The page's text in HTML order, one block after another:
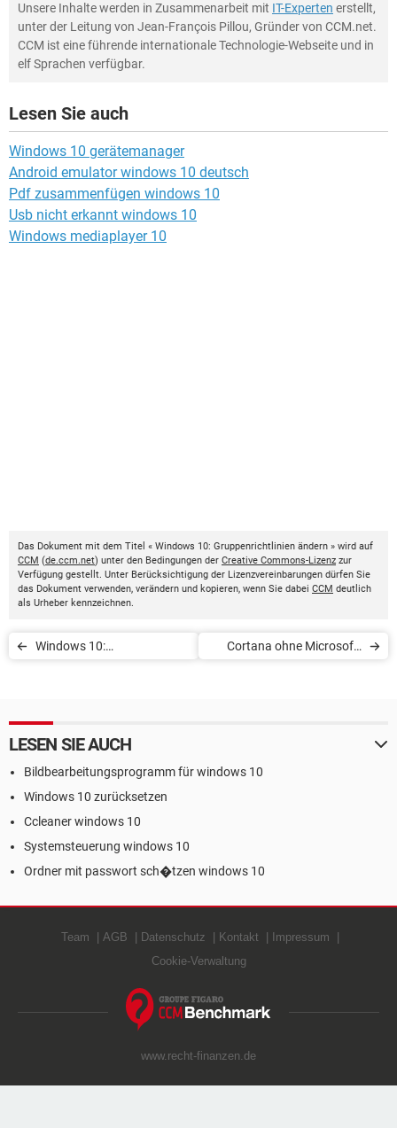
Unsere Inhalte werden in Zusammenarbeit mit IT-Experten erstellt,
unter der Leitung von Jean-François Pillou, Gründer von CCM.net.
CCM ist eine führende internationale Technologie-Webseite und in
elf Sprachen verfügbar.
Lesen Sie auch
Windows 10 gerätemanager
Android emulator windows 10 deutsch
Pdf zusammenfügen windows 10
Usb nicht erkannt windows 10
Windows mediaplayer 10
Das Dokument mit dem Titel « Windows 10: Gruppenrichtlinien ändern » wird auf
CCM (de.ccm.net) unter den Bedingungen der Creative Commons-Lizenz zur
Verfügung gestellt. Unter Berücksichtigung der Lizenzvereinbarungen dürfen Sie
das Dokument verwenden, verändern und kopieren, wenn Sie dabei CCM deutlich
als Urheber kennzeichnen.
Windows 10:
Cortana ohne Microsoft-
LESEN SIE AUCH
Bildbearbeitungsprogramm für windows 10
Windows 10 zurücksetzen
Ccleaner windows 10
Systemsteuerung windows 10
Ordner mit passwort sch�tzen windows 10
Team AGB Datenschutz Kontakt
Impressum
Cookie-Verwaltung
www.recht-finanzen.de